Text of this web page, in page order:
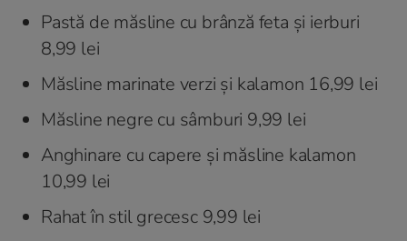
Pastă de măsline cu brânză feta și ierburi
8,99 lei
Măsline marinate verzi și kalamon 16,99 lei
Măsline negre cu sâmburi 9,99 lei
Anghinare cu capere și măsline kalamon
10,99 lei
Rahat în stil grecesc 9,99 lei